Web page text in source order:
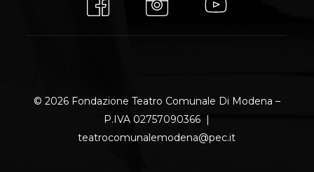
© 2026 Fondazione Teatro Comunale Di Modena –
P.IVA 02757090366 |
teatrocomunalemodena@pec.it